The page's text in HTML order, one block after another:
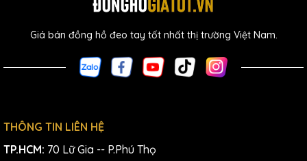
Giá bán đồng hồ đeo tay tốt nhất thị trường Việt Nam.
THÔNG TIN LIÊN HỆ
TP.HCM: 70 Lữ Gia -- P.Phú Thọ